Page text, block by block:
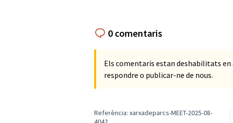
0 comentaris
Els comentaris estan deshabilitats
respondre o publicar-ne de nous.
Referència: xarxadeparcs-MEET-2025-08-